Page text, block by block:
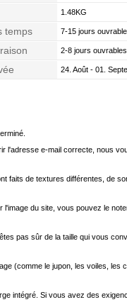
1.48KG
temps 7-15 jours
2-8 jours ouvrables.
24. Août - 01.
l'adresse e-mail correcte, nous
de textures différentes, de
du site, vous pouvez le
pas sûr de la taille qui vous
(comme le jupon, les voiles, les
intégré. Si vous avez des